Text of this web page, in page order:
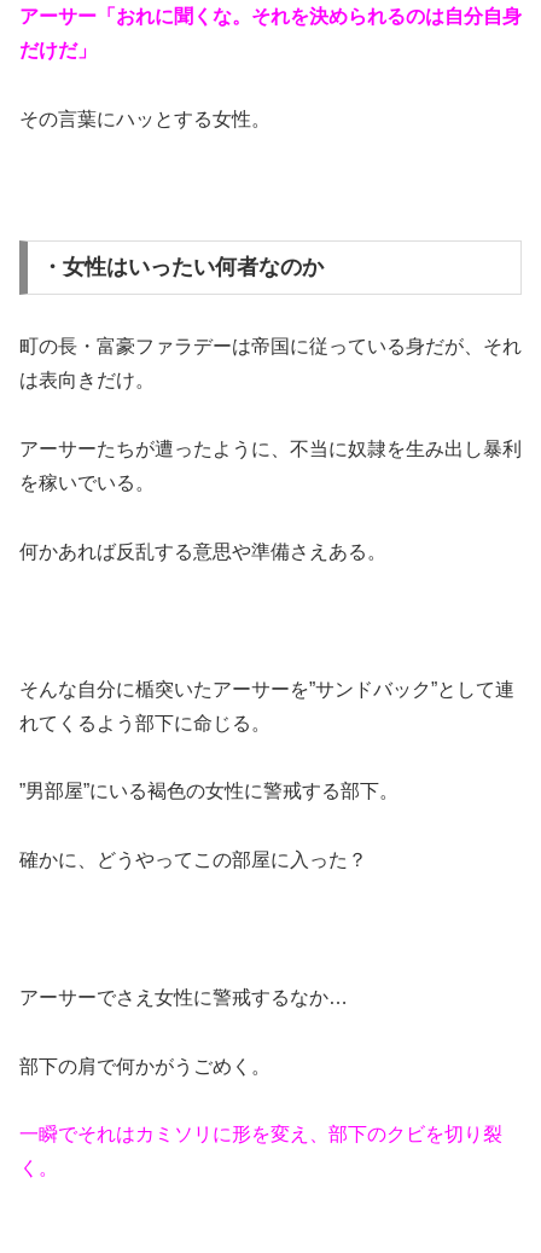
アーサー「おれに聞くな。それを決められるのは自分自身
だけだ」
その言葉にハッとする女性。
・女性はいったい何者なのか
町の長・富豪ファラデーは帝国に従っている身だが、それ
は表向きだけ。
アーサーたちが遭ったように、不当に奴隷を生み出し暴利
を稼いでいる。
何かあれば反乱する意思や準備さえある。
そんな自分に楯突いたアーサーを”サンドバック”として連
れてくるよう部下に命じる。
”男部屋”にいる褐色の女性に警戒する部下。
確かに、どうやってこの部屋に入った？
アーサーでさえ女性に警戒するなか…
部下の肩で何かがうごめく。
一瞬でそれはカミソリに形を変え、部下のクビを切り裂
く。